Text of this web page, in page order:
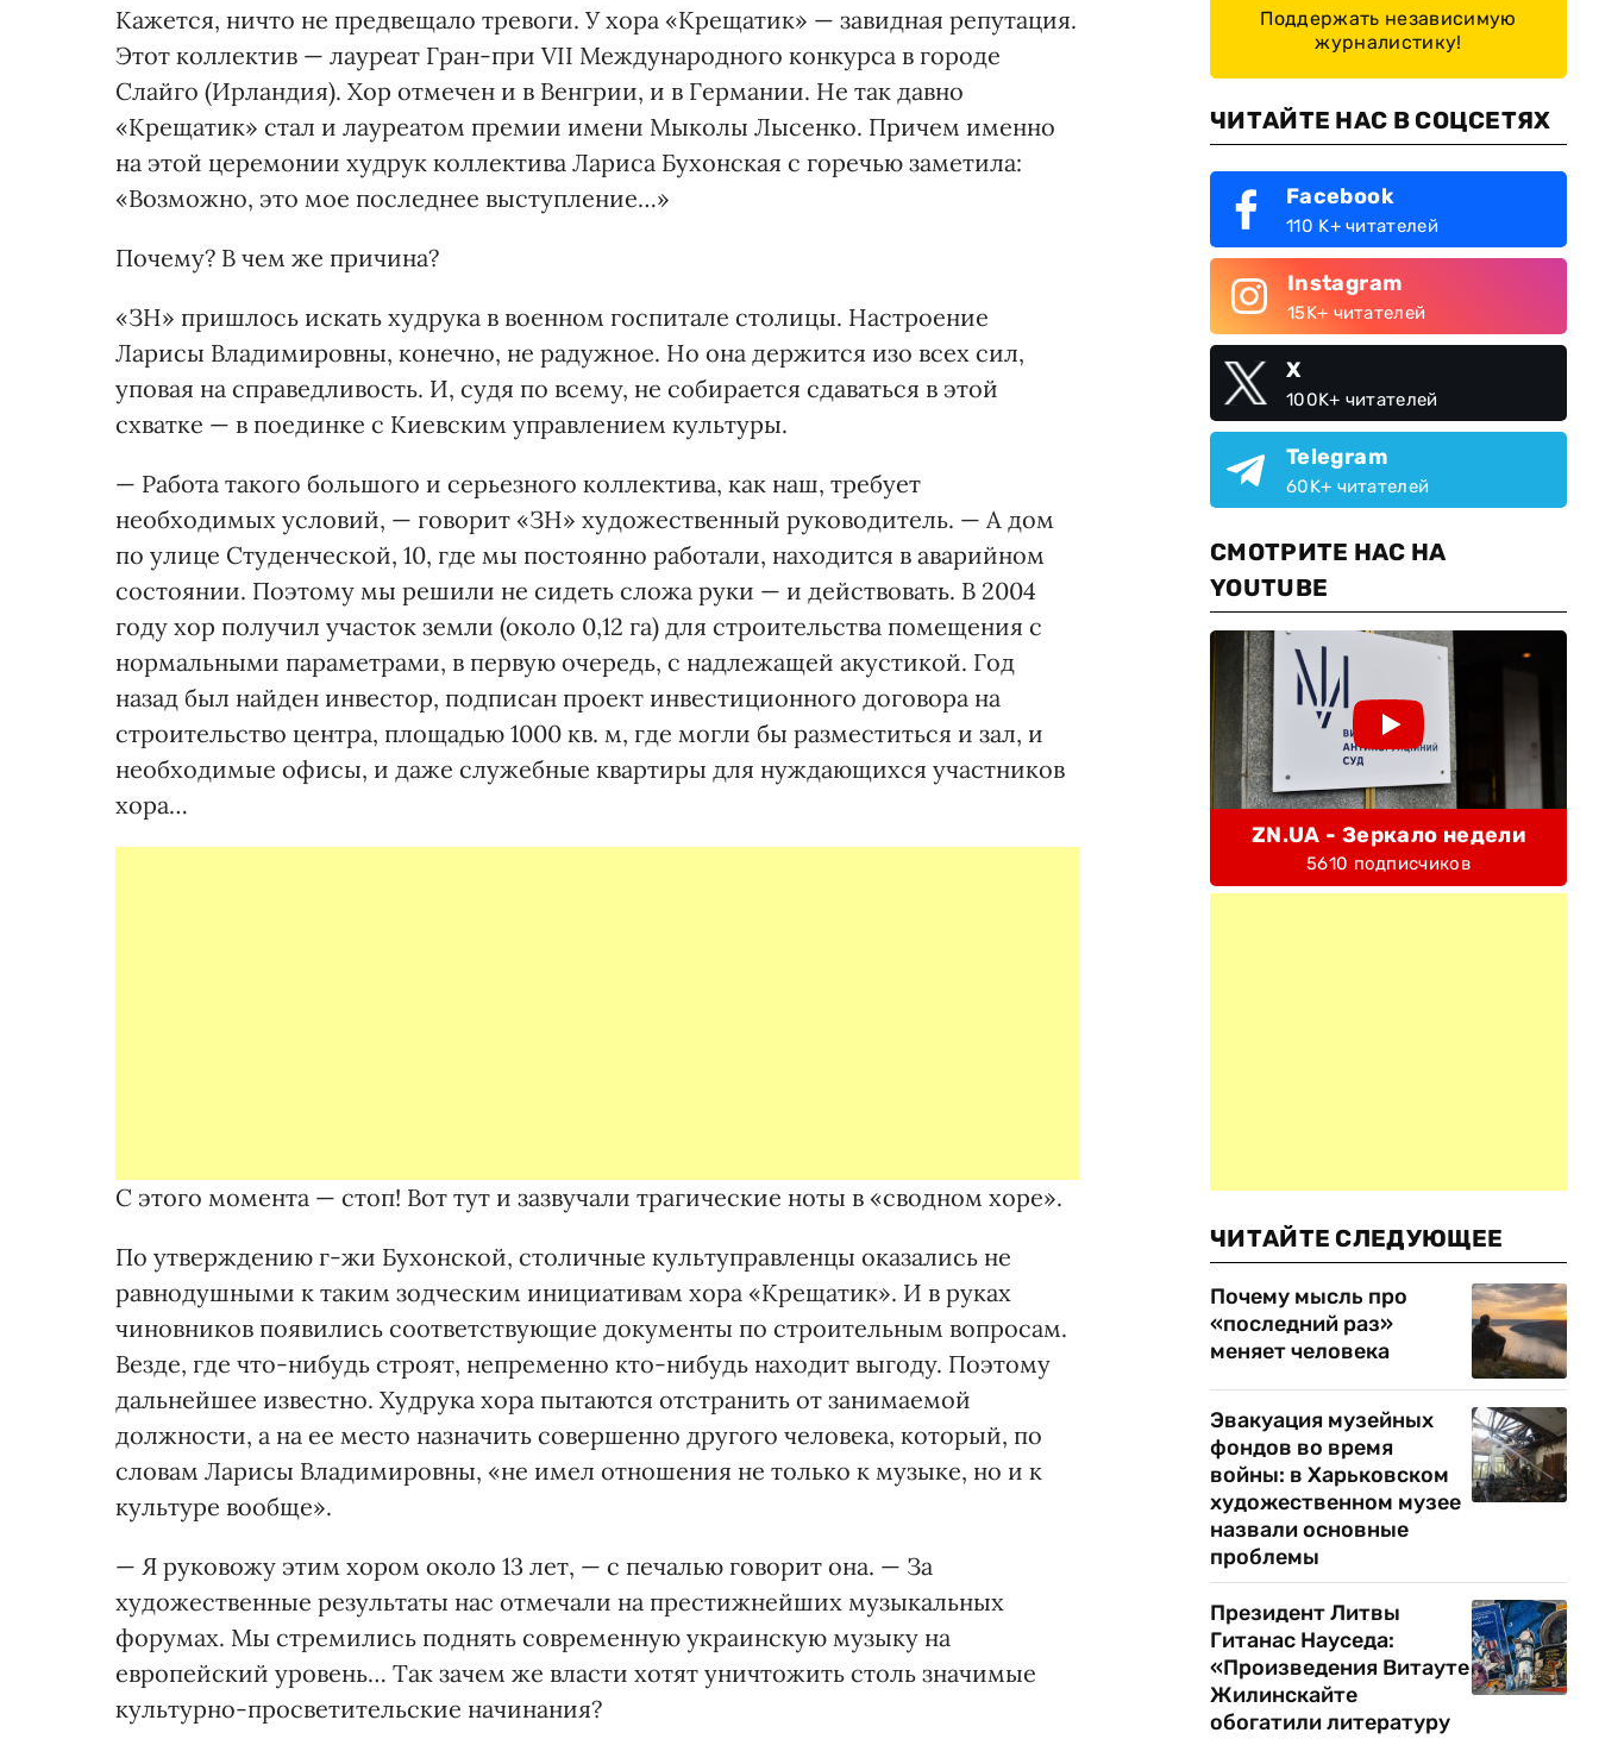
Кажется, ничто не предвещало тревоги. У хора «Крещатик» — завидная репутация.
Этот коллектив — лауреат Гран-при VII Международного конкурса в городе
Слайго (Ирландия). Хор отмечен и в Венгрии, и в Германии. Не так давно
«Крещатик» стал и лауреатом премии имени Мыколы Лысенко. Причем именно
на этой церемонии худрук коллектива Лариса Бухонская с горечью заметила:
«Возможно, это мое последнее выступление…»
Почему? В чем же причина?
«ЗН» пришлось искать худрука в военном госпитале столицы. Настроение
Ларисы Владимировны, конечно, не радужное. Но она держится изо всех сил,
уповая на справедливость. И, судя по всему, не собирается сдаваться в этой
схватке — в поединке с Киевским управлением культуры.
— Работа такого большого и серьезного коллектива, как наш, требует
необходимых условий, — говорит «ЗН» художественный руководитель. — А дом
по улице Студенческой, 10, где мы постоянно работали, находится в аварийном
состоянии. Поэтому мы решили не сидеть сложа руки — и действовать. В 2004
году хор получил участок земли (около 0,12 га) для строительства помещения с
нормальными параметрами, в первую очередь, с надлежащей акустикой. Год
назад был найден инвестор, подписан проект инвестиционного договора на
строительство центра, площадью 1000 кв. м, где могли бы разместиться и зал, и
необходимые офисы, и даже служебные квартиры для нуждающихся участников
хора…
С этого момента — стоп! Вот тут и зазвучали трагические ноты в «сводном хоре».
По утверждению г-жи Бухонс­кой, столичные культуправленцы оказались не
равнодушными к таким зодческим инициативам хора «Крещатик». И в руках
чиновников появились соответствующие документы по строительным вопросам.
Везде, где что-нибудь строят, непременно кто-нибудь находит выгоду. Поэтому
дальнейшее известно. Худрука хора пытаются отстранить от занимаемой
должности, а на ее место назначить совершенно другого человека, который, по
словам Ларисы Владимировны, «не имел отношения не только к музыке, но и к
культуре вообще».
— Я руковожу этим хором около 13 лет, — с печалью говорит она. — За
художественные результаты нас отмечали на престижнейших музыкальных
форумах. Мы стремились поднять современную украинскую музыку на
европейский уровень… Так зачем же власти хотят уничтожить столь значимые
культурно-просветительские начинания?
Поддержать независимую
журналистику!
ЧИТАЙТЕ НАС В СОЦСЕТЯХ
Facebook
110 K+ читателей
Instagram
15K+ читателей
X
100K+ читателей
Telegram
60K+ читателей
СМОТРИТЕ НАС НА
YOUTUBE
ZN.UA - Зеркало недели
5610 подписчиков
ЧИТАЙТЕ СЛЕДУЮЩЕЕ
Почему мысль про
«последний раз»
меняет человека
Эвакуация музейных
фондов во время
войны: в Харьковском
художественном музее
назвали основные
проблемы
Президент Литвы
Гитанас Науседа:
«Произведения Витауте
Жилинскайте
обогатили литературу